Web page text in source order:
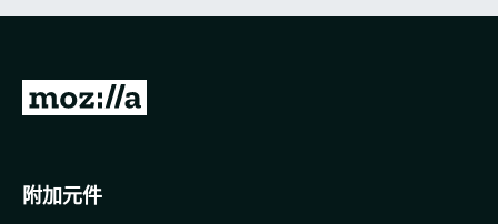
前
o
附加元件